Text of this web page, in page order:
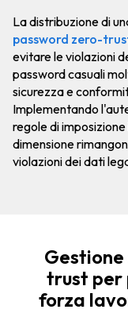
La distribuzione di
password zero-
evitare le violazioni
password casuali
sicurezza e
Implementando
regole di
dimensione
violazioni dei dati
trust per
forza